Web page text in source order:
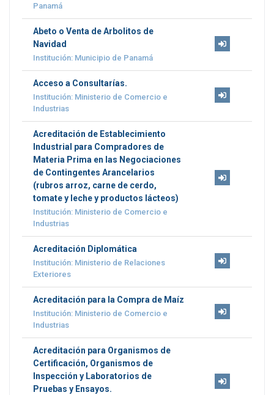
Panamá
Abeto o Venta de Arbolitos de
Navidad
Institución: Municipio de Panamá
Acceso a Consultarías.
Institución: Ministerio de Comercio e
Industrias
Acreditación de Establecimiento
Industrial para Compradores de
Materia Prima en las Negociaciones
de Contingentes Arancelarios
(rubros arroz, carne de cerdo,
tomate y leche y productos lácteos)
Institución: Ministerio de Comercio e
Industrias
Acreditación Diplomática
Institución: Ministerio de Relaciones
Exteriores
Acreditación para la Compra de Maíz
Institución: Ministerio de Comercio e
Industrias
Acreditación para Organismos de
Certificación, Organismos de
Inspección y Laboratorios de
Pruebas y Ensayos.